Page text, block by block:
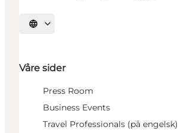
Velg språk
Våre sider
Press Room
Business Events
Travel Professionals (på engelsk)